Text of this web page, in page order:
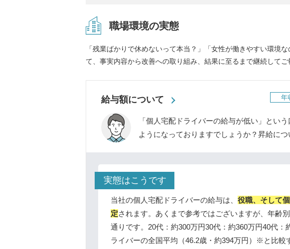
職場環境の実態
「残業ばかりで休めないって本当？」「女性が働きやすい環境
て、事実内容から改善への取り組み、結果に至るまで継続してご
給与額について 年
「個人宅配ドライバーの給与が低い」とい
ようになっておりますでしょうか？昇給につ
実態はこうです
当社の個人宅配ドライバーの給与は、 役職、そして
定されます。あくまで参考ではございますが、年齢
通りです。20代：約300万円30代：約360万円40代：
ライバーの全国平均（46.2歳・約394万円）※と比較